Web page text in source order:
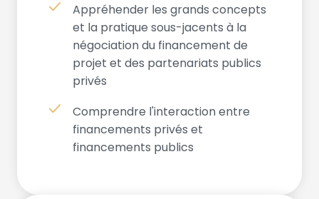
Appréhender les grands concepts
et la pratique sous-jacents à la
négociation du financement de
projet et des partenariats publics
privés
Comprendre l'interaction entre
financements privés et
financements publics